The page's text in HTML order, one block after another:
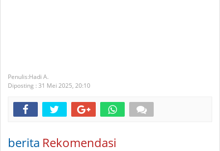
Hadi A.
Diposting : 31 Mei 2025, 20:10
berita Rekomendasi